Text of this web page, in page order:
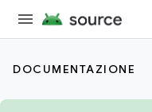
DOCUMENTAZIONE